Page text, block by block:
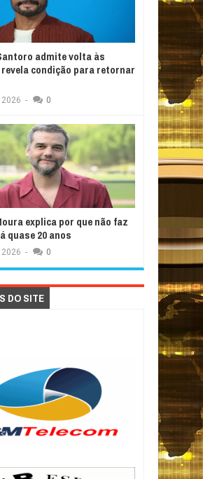
admite volta às
revela condição para retornar
2026 - 0
explica por que não faz
quase 20 anos
2026 - 0
DO SITE